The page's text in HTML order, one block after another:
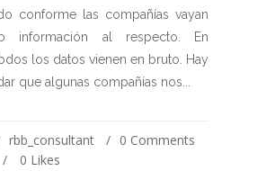
conforme las compañías vayan
información al respecto. En
los datos vienen en bruto. Hay
que algunas compañías nos...
rbb_consultant
0 Comments
0 Likes